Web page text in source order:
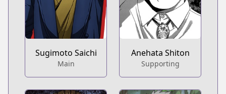
Sugimoto Saichi
Main
Anehata Shiton
Supporting